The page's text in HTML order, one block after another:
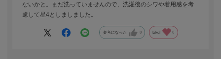
ないかと。まだ洗っていませんので、洗濯後のシワや着用感を考
慮して星4としましました。
参考になった 0 Like! 0